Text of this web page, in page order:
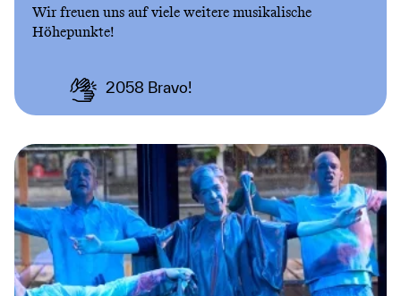
Wir freuen uns auf viele weitere musikalische
Höhepunkte!
2058 Bravo!